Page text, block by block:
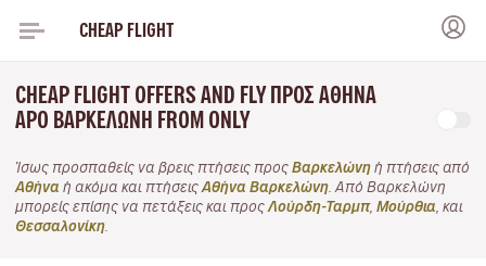
CHEAP FLIGHT
CHEAP FLIGHT OFFERS AND FLY ΠΡΟΣ ΑΘΉΝΑ
APO ΒΑΡΚΕΛΏΝΗ FROM ONLY
Ίσως προσπαθείς να βρεις πτήσεις προς Βαρκελώνη ή πτήσεις από
Αθήνα ή ακόμα και πτήσεις Αθήνα Βαρκελώνη . Από Βαρκελώνη
μπορείς επίσης να πετάξεις και προς Λούρδη-Ταρμπ, Μούρθια , και
Θεσσαλονίκη